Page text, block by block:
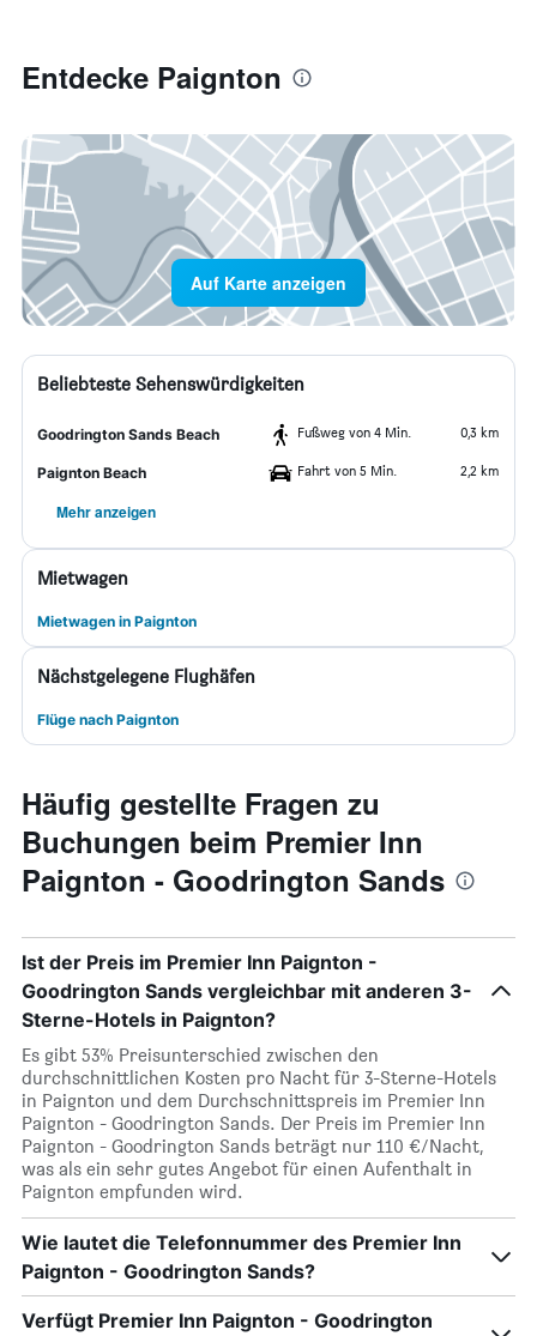
Entdecke Paignton
Auf Karte anzeigen
Beliebteste Sehenswürdigkeiten
Goodrington Sands Beach Fußweg von 4 Min. 0,3 km
Paignton Beach Fahrt von 5 Min. 2,2 km
Mehr anzeigen
Mietwagen
Mietwagen in Paignton
Nächstgelegene Flughäfen
Flüge nach Paignton
Häufig gestellte Fragen zu
Buchungen beim Premier Inn
Paignton - Goodrington Sands
Ist der Preis im Premier Inn Paignton -
Goodrington Sands vergleichbar mit anderen 3-
Sterne-Hotels in Paignton?
Es gibt 53% Preisunterschied zwischen den
durchschnittlichen Kosten pro Nacht für 3-Sterne-Hotels
in Paignton und dem Durchschnittspreis im Premier Inn
Paignton - Goodrington Sands. Der Preis im Premier Inn
Paignton - Goodrington Sands beträgt nur 110 €/Nacht,
was als ein sehr gutes Angebot für einen Aufenthalt in
Paignton empfunden wird.
Wie lautet die Telefonnummer des Premier Inn
Paignton - Goodrington Sands?
Verfügt Premier Inn Paignton - Goodrington